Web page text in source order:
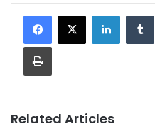
LinkedIn
Print
Related Articles